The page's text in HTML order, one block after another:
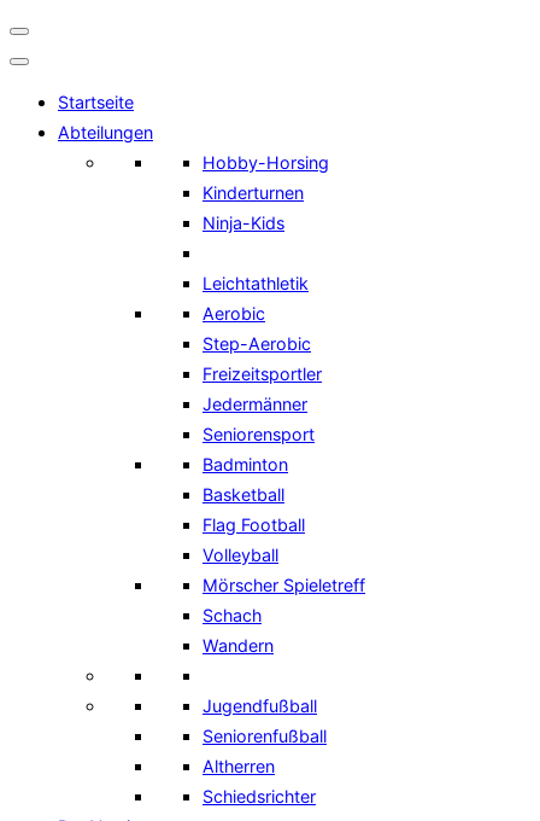
Navigation
umschalten
Startseite
Abteilungen
Hobby-Horsing
Kinderturnen
Ninja-Kids
Leichtathletik
Aerobic
Step-Aerobic
Freizeitsportler
Jedermänner
Seniorensport
Badminton
Basketball
Flag Football
Volleyball
Mörscher Spieletreff
Schach
Wandern
Jugendfußball
Seniorenfußball
Altherren
Schiedsrichter